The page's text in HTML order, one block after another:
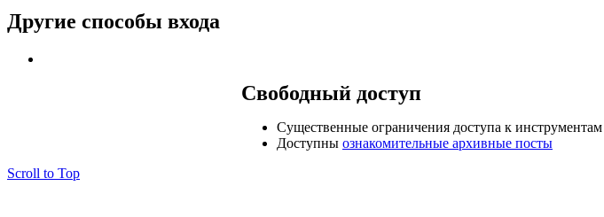
Другие способы входа
Свободный доступ
Cущественные ограничения доступа к
Доступны ознакомительные архивные посты
Scroll to Top